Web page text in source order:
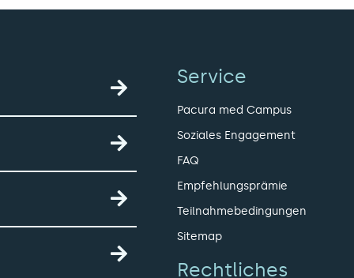
Service
Pacura med Campus
Soziales Engagement
FAQ
Empfehlungsprämie
Teilnahmebedingungen
Sitemap
Rechtliches